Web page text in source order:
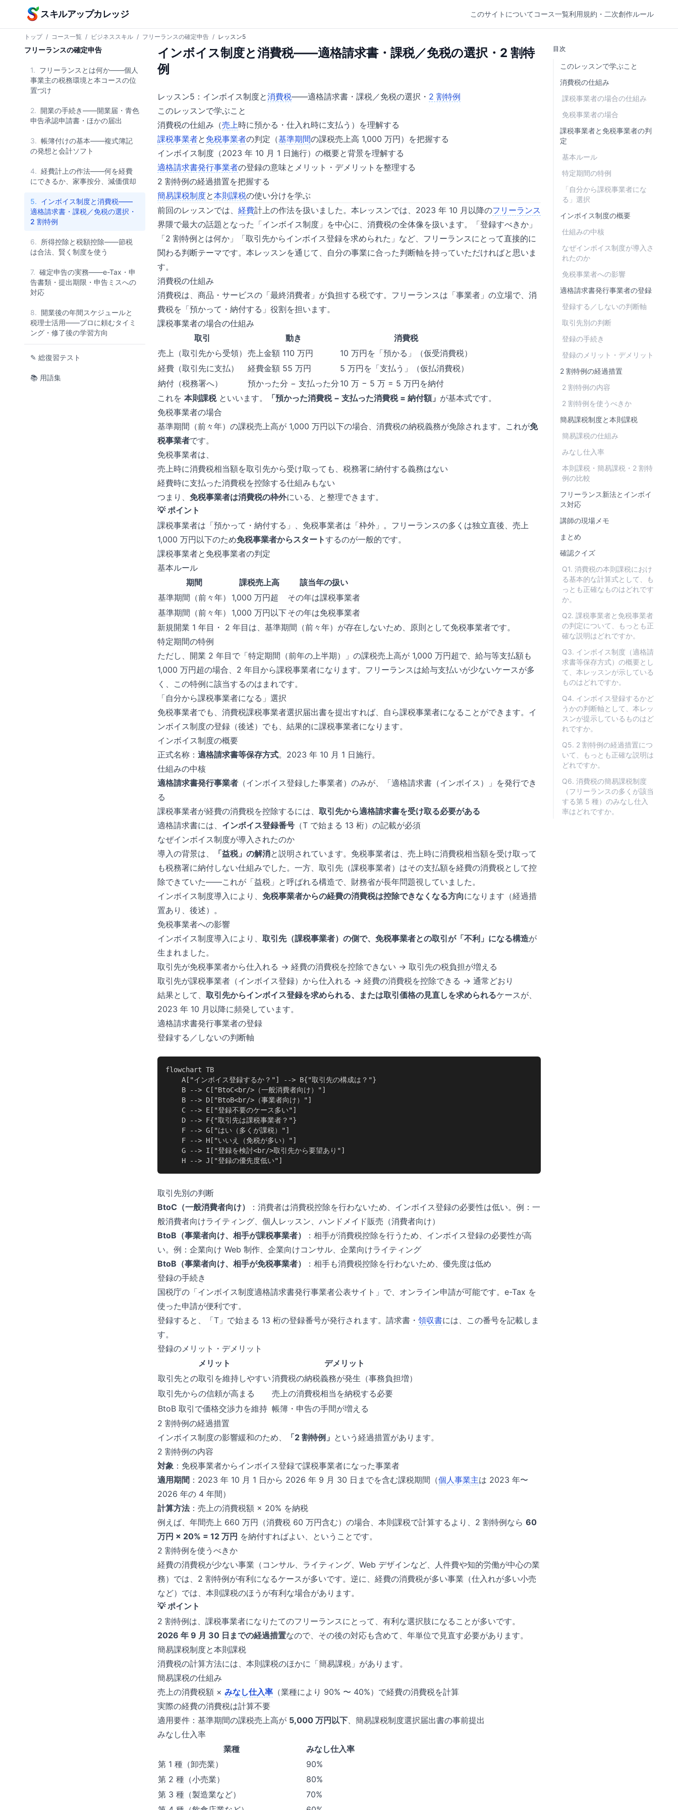
本文へスキップ
スキルアップカレッジ このサイトについて コース一覧利用規約・二次創作ルール
トップ / コース一覧 / ビジネススキル / フリーランスの確定申告 / レッスン5
フリーランスの確定申告
1. フリーランスとは何か——個人
事業主の税務環境と本コースの位
置づけ
2. 開業の手続き——開業届・青色
申告承認申請書・ほかの届出
3. 帳簿付けの基本——複式簿記
の発想と会計ソフト
4. 経費計上の作法——何を経費
にできるか、家事按分、減価償却
5. インボイス制度と消費税——
適格請求書・課税／免税の選択・
2 割特例
6. 所得控除と税額控除——節税
は合法、賢く制度を使う
7. 確定申告の実務——e-Tax・申
告書類・提出期限・申告ミスへの
対応
8. 開業後の年間スケジュールと
税理士活用——プロに頼むタイミ
ング・修了後の学習方向
✎ 総復習テスト
📚 用語集
インボイス制度と消費税——適格請求書・課税／免税の選択・2 割特
例
レッスン5：インボイス制度と消費税——適格請求書・課税／免税の選択・ 2 割特例
このレッスンで学ぶこと
消費税の仕組み（売上時に預かる・仕入れ時に支払う）を理解する
課税事業者と 免税事業者の判定（基準期間の課税売上高 1,000 万円）を把握する
インボイス制度（2023 年 10 月 1 日施行）の概要と背景を理解する
適格請求書発行事業者の登録の意味とメリット・デメリットを整理する
2 割特例の経過措置を把握する
簡易課税制度と本則課税の使い分けを学ぶ
前回のレッスンでは、 経費計上の作法を扱いました。本レッスンでは、2023 年 10 月以降のフリーランス
界隈で最大の話題となった「インボイス制度」を中心に、消費税の全体像を扱います。「登録すべきか」
「2 割特例とは何か」「取引先からインボイス登録を求められた」など、フリーランスにとって直接的に
関わる判断テーマです。本レッスンを通じて、自分の事業に合った判断軸を持っていただければと思いま
す。
消費税の仕組み
消費税は、商品・サービスの「最終消費者」が負担する税です。フリーランスは「事業者」の立場で、消
費税を「預かって・納付する」役割を担います。
課税事業者の場合の仕組み
取引
動き
消費税
売上（取引先から受領） 売上金額 110 万円
10 万円を「預かる」（仮受消費税）
経費（取引先に支払）
経費金額 55 万円
5 万円を「支払う」（仮払消費税）
納付（税務署へ）
預かった分 − 支払った分 10 万 − 5 万 = 5 万円を納付
これを 本則課税といいます。 「預かった消費税 − 支払った消費税 = 納付額」 が基本式です。
免税事業者の場合
基準期間（前々年）の課税売上高が 1,000 万円以下の場合、消費税の納税義務が免除されます。これが免
税事業者です。
免税事業者は、
売上時に消費税相当額を取引先から受け取っても、税務署に納付する義務はない
経費時に支払った消費税を控除する仕組みもない
つまり、 免税事業者は消費税の枠外にいる、と整理できます。
💡 ポイント
課税事業者は「預かって・納付する」、免税事業者は「枠外」。フリーランスの多くは独立直後、売上
1,000 万円以下のため免税事業者からスタートするのが一般的です。
課税事業者と免税事業者の判定
基本ルール
期間
課税売上高
該当年の扱い
基準期間（前々年）
1,000 万円超
その年は課税事業者
基準期間（前々年）
1,000 万円以下その年は免税事業者
新規開業 1 年目・ 2 年目は、基準期間（前々年）が存在しないため、原則として免税事業者です。
特定期間の特例
ただし、開業 2 年目で「特定期間（前年の上半期）」の課税売上高が 1,000 万円超で、給与等支払額も
1,000 万円超の場合、2 年目から課税事業者になります。フリーランスは給与支払いが少ないケースが多
く、この特例に該当するのはまれです。
「自分から課税事業者になる」選択
免税事業者でも、消費税課税事業者選択届出書を提出すれば、自ら課税事業者になることができます。イ
ンボイス制度の登録（後述）でも、結果的に課税事業者になります。
インボイス制度の概要
正式名称： 適格請求書等保存方式。2023 年 10 月 1 日施行。
仕組みの中核
適格請求書発行事業者 （インボイス登録した事業者）のみが、「適格請求書（インボイス）」を発行でき
る
課税事業者が経費の消費税を控除するには、 取引先から適格請求書を受け取る必要がある
適格請求書には、 インボイス登録番号 （T で始まる 13 桁）の記載が必須
なぜインボイス制度が導入されたのか
導入の背景は、
「益税」の解消と説明されています。免税事業者は、売上時に消費税相当額を受け取って
も税務署に納付しない仕組みでした。一方、取引先（課税事業者）はその支払額を経費の消費税として控
除できていた——これが「益税」と呼ばれる構造で、財務省が長年問題視していました。
インボイス制度導入により、 免税事業者からの経費の消費税は控除できなくなる方向になります（経過措
置あり、後述）。
免税事業者への影響
インボイス制度導入により、 取引先（課税事業者）の側で、免税事業者との取引が「不利」になる構造が
生まれました。
取引先が免税事業者から仕入れる → 経費の消費税を控除できない → 取引先の税負担が増える
取引先が課税事業者（インボイス登録）から仕入れる → 経費の消費税を控除できる → 通常どおり
結果として、 取引先からインボイス登録を求められる、または取引価格の見直しを求められるケースが、
2023 年 10 月以降に頻発しています。
適格請求書発行事業者の登録
登録する／しないの判断軸
flowchart TB
    A["インボイス登録するか？"] --> B{"取引先の構成は？"}
    B --> C["BtoC<br/>（一般消費者向け）"]
    B --> D["BtoB<br/>（事業者向け）"]
    C --> E["登録不要のケース多い"]
    D --> F{"取引先は課税事業者？"}
    F --> G["はい（多くが課税）"]
    F --> H["いいえ（免税が多い）"]
    G --> I["登録を検討<br/>取引先から要望あり"]
    H --> J["登録の優先度低い"]
取引先別の判断
BtoC（一般消費者向け）
：消費者は消費税控除を行わないため、インボイス登録の必要性は低い。例：一
般消費者向けライティング、個人レッスン、ハンドメイド販売（消費者向け）
BtoB（事業者向け、相手が課税事業者）
：相手が消費税控除を行うため、インボイス登録の必要性が高
い。例：企業向け Web 制作、企業向けコンサル、企業向けライティング
BtoB（事業者向け、相手が免税事業者）
：相手も消費税控除を行わないため、優先度は低め
登録の手続き
国税庁の「インボイス制度適格請求書発行事業者公表サイト」で、オンライン申請が可能です。e-Tax を
使った申請が便利です。
登録すると、「T」で始まる 13 桁の登録番号が発行されます。請求書・ 領収書には、この番号を記載しま
す。
登録のメリット・デメリット
メリット
デメリット
取引先との取引を維持しやすい消費税の納税義務が発生（事務負担増）
取引先からの信頼が高まる
売上の消費税相当を納税する必要
BtoB 取引で価格交渉力を維持 帳簿・申告の手間が増える
2 割特例の経過措置
インボイス制度の影響緩和のため、
「2 割特例」 という経過措置があります。
2 割特例の内容
対象 ：免税事業者からインボイス登録で課税事業者になった事業者
適用期間 ：2023 年 10 月 1 日から 2026 年 9 月 30 日までを含む課税期間（個人事業主は 2023 年〜
2026 年の 4 年間）
計算方法：売上の消費税額 × 20% を納税
例えば、年間売上 660 万円（消費税 60 万円含む）の場合、本則課税で計算するより、2 割特例なら 60
万円 × 20% = 12 万円 を納付すればよい、ということです。
2 割特例を使うべきか
経費の消費税が少ない事業（コンサル、ライティング、Web デザインなど、人件費や知的労働が中心の業
務）では、2 割特例が有利になるケースが多いです。逆に、経費の消費税が多い事業（仕入れが多い小売
など）では、本則課税のほうが有利な場合があります。
💡 ポイント
2 割特例は、課税事業者になりたてのフリーランスにとって、有利な選択肢になることが多いです。
2026 年 9 月 30 日までの経過措置なので、その後の対応も含めて、年単位で見直す必要があります。
簡易課税制度と本則課税
消費税の計算方法には、本則課税のほかに「簡易課税」があります。
簡易課税の仕組み
売上の消費税額 × みなし仕入率 （業種により 90% 〜 40%）で経費の消費税を計算
実際の経費の消費税は計算不要
適用要件：基準期間の課税売上高が 5,000 万円以下、簡易課税制度選択届出書の事前提出
みなし仕入率
業種
みなし仕入率
第 1 種（卸売業）
90%
第 2 種（小売業）
80%
第 3 種（製造業など）
70%
目次
このレッスンで学ぶこと
消費税の仕組み
課税事業者の場合の仕組み
免税事業者の場合
課税事業者と免税事業者の判
定
基本ルール
特定期間の特例
「自分から課税事業者にな
る」選択
インボイス制度の概要
仕組みの中核
なぜインボイス制度が導入さ
れたのか
免税事業者への影響
適格請求書発行事業者の登録
登録する／しないの判断軸
取引先別の判断
登録の手続き
登録のメリット・デメリット
2 割特例の経過措置
2 割特例の内容
2 割特例を使うべきか
簡易課税制度と本則課税
簡易課税の仕組み
みなし仕入率
本則課税・簡易課税・2 割特
例の比較
フリーランス新法とインボイ
ス対応
講師の現場メモ
まとめ
確認クイズ
Q1. 消費税の本則課税におけ
る基本的な計算式として、も
っとも正確なものはどれです
か。
Q2. 課税事業者と免税事業者
の判定について、もっとも正
確な説明はどれですか。
Q3. インボイス制度（適格請
求書等保存方式）の概要とし
て、本レッスンが示している
ものはどれですか。
Q4. インボイス登録するかど
うかの判断軸として、本レッ
スンが提示しているものはど
れですか。
Q5. 2 割特例の経過措置につ
いて、もっとも正確な説明は
どれですか。
Q6. 消費税の簡易課税制度
（フリーランスの多くが該当
する第 5 種）のみなし仕入
率はどれですか。